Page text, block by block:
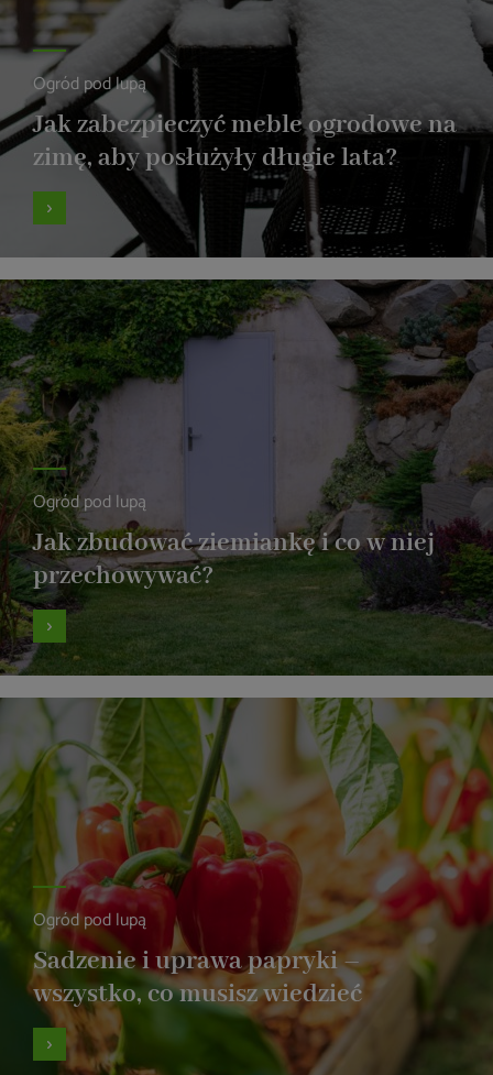
Ogród pod lupą
Jak zabezpieczyć meble ogrodowe na
zimę, aby posłużyły długie lata?
Ogród pod lupą
Jak zbudować ziemiankę i co w niej
przechowywać?
Ogród pod lupą
Sadzenie i uprawa papryki –
wszystko, co musisz wiedzieć